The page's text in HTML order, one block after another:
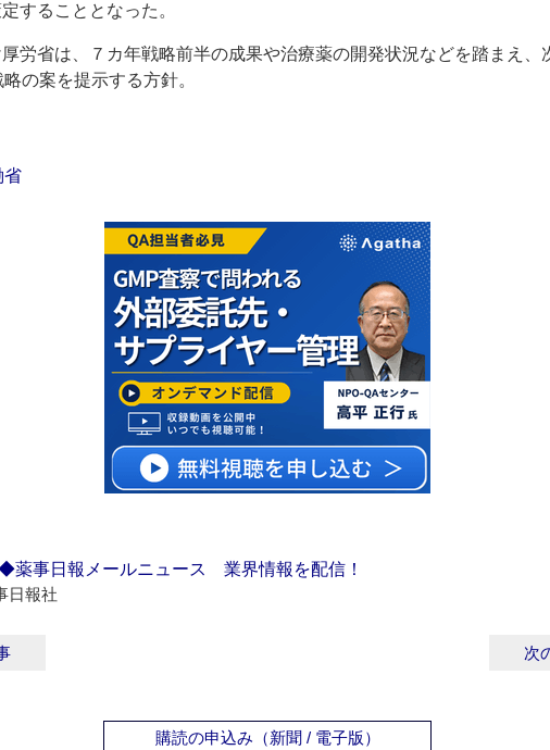
することとなった。
労省は、７カ年戦略前半の成果や治療薬の開発状況などを踏まえ、
の案を提示する方針。
省
事日報メールニュース 業界情報を配信！
日報社
次
購読の申込み（新聞 / 電子版）